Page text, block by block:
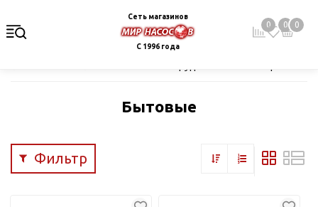
Сеть магазинов
С 1996 года
0 0 0
Бытовые
Фильтр